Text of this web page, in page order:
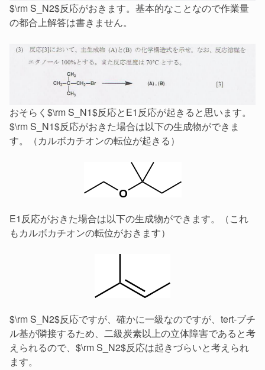
$\rm S_N2$反応がおきます。基本的なことなので作業量
の都合上解答は書きません。
おそらく$\rm S_N1$反応とE1反応が起きると思います。
$\rm S_N1$反応がおきた場合は以下の生成物ができま
す。（カルボカチオンの転位が起きる）
E1反応がおきた場合は以下の生成物ができます。（これ
もカルボカチオンの転位がおきます）
$\rm S_N2$反応ですが、確かに一級なのですが、tert-ブチ
ル基が隣接するため、二級炭素以上の立体障害であると考
えられるので、$\rm S_N2$反応は起きづらいと考えられ
ます。